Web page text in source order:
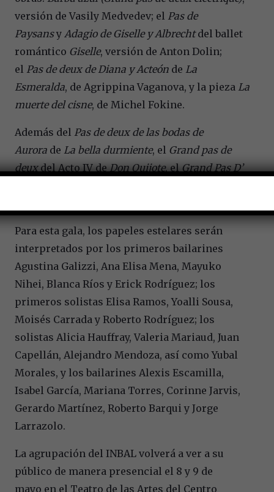
versión de Vasily Medvedev; el Pas de
Paysansy Adagio de Giselle y Albrechtdel ballet
romántico Giselle, versión de Anton Dolin;
el Pas de deux de Diana y Acteón de La
Esmeralda, de Agrippina Vaganova, y la pieza La
muerte del cisne, de Michel Fokine.
Además del Pas de deux de las bodas de
Aurora de La bella durmiente, el Grand pas de
deuxdel Acto IV deDon Quijote, elGrand Pas D’
Para esta gala, los papeles estelares serán
interpretados por los primeros bailarines
Agustina Galizzi, Ana Elisa Mena, Mayuko
Nihei, Blanca Ríos y Erick Rodríguez; los
primeros solistas Elisa Ramos, Yoalli Sousa,
Moisés Carrada y Roberto Rodríguez; los
solistas Alicia Hauffray, Valeria Mariaud, Juan
Capellán, Alejandro Mendoza, así como Yubal
Morales, y los bailarines Alexis Escamilla,
Isabel García, Mariana Torres, Corinne Jarvis,
Gerardo Martínez, Roberto Barqui y Jorge
Larrazolo.
La agrupación del INBAL volverá a ver a su
público de manera presencial el 8 y 9 de
mayo en el Teatro de las Artes del Centro